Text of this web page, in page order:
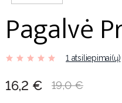
Pagalvė
1 atsiliepimai(ų)
16,2 € 19,0 €